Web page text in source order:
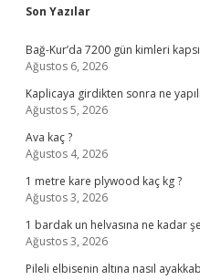
Sidebar
Son Yazılar
Bağ-Kur’da 7200 gün kimleri
Ağustos 6, 2026
Kaplicaya girdikten sonra ne
Ağustos 5, 2026
Ava kaç ?
Ağustos 4, 2026
1 metre kare plywood kaç kg ?
Ağustos 3, 2026
1 bardak un helvasına ne kadar
Ağustos 3, 2026
Pileli elbisenin altına nasıl